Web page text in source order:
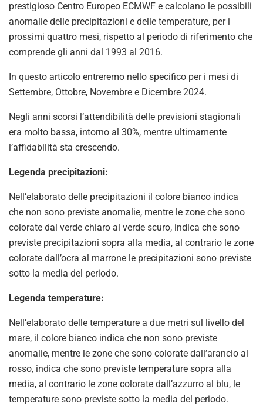
prestigioso Centro Europeo ECMWF e calcolano le possibili
anomalie delle precipitazioni e delle temperature, per i
prossimi quattro mesi, rispetto al periodo di riferimento che
comprende gli anni dal 1993 al 2016.
In questo articolo entreremo nello specifico per i mesi di
Settembre, Ottobre, Novembre e Dicembre 2024.
Negli anni scorsi l’attendibilità delle previsioni stagionali
era molto bassa, intorno al 30%, mentre ultimamente
l’affidabilità sta crescendo.
Legenda precipitazioni:
Nell’elaborato delle precipitazioni il colore bianco indica
che non sono previste anomalie, mentre le zone che sono
colorate dal verde chiaro al verde scuro, indica che sono
previste precipitazioni sopra alla media, al contrario le zone
colorate dall’ocra al marrone le precipitazioni sono previste
sotto la media del periodo.
Legenda temperature:
Nell’elaborato delle temperature a due metri sul livello del
mare, il colore bianco indica che non sono previste
anomalie, mentre le zone che sono colorate dall’arancio al
rosso, indica che sono previste temperature sopra alla
media, al contrario le zone colorate dall’azzurro al blu, le
temperature sono previste sotto la media del periodo.